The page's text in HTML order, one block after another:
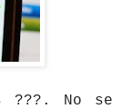
???. No se